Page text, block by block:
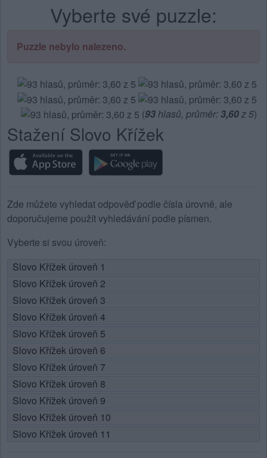
písmena
Vyberte své puzzle:
Puzzle nebylo nalezeno.
(93hlasů, průměr:3,60z 5)
Stažení Slovo Křížek
Zde můžete vyhledat odpověď podle čísla úrovně, ale
doporučujeme použít vyhledávání podle písmen.
Vyberte si svou úroveň:
Slovo Křížek úroveň 1
Slovo Křížek úroveň 2
Slovo Křížek úroveň 3
Slovo Křížek úroveň 4
Slovo Křížek úroveň 5
Slovo Křížek úroveň 6
Slovo Křížek úroveň 7
Slovo Křížek úroveň 8
Slovo Křížek úroveň 9
Slovo Křížek úroveň 10
Slovo Křížek úroveň 11